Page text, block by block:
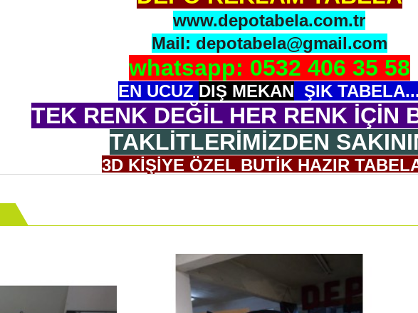
www.depotabela.com.tr
Mail: depotabela@gmail.com
whatsapp: 0532 406 35 58
EN UCUZ DIŞ MEKAN ŞIK TABELA...
TEK RENK DEĞİL HER RENK İÇİN
TAKLİTLERİMİZDEN
3D KİŞİYE ÖZEL BUTİK HAZIR
KURULUMU ÇOK BASİTTİR. 5 CM KALINLIĞI VARDIR,
BU ÜRÜNDE NEDEN BİZİ TERCİH